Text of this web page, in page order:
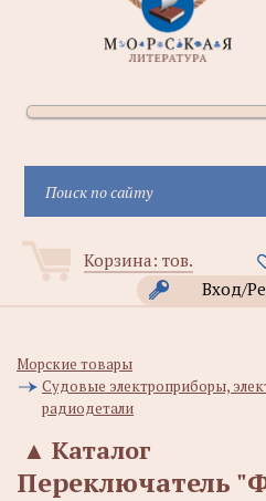
Корзина: тов.
Вход/
Морские товары
Судовые электроприборы,
радиодетали
Каталог
▲
Переключатель